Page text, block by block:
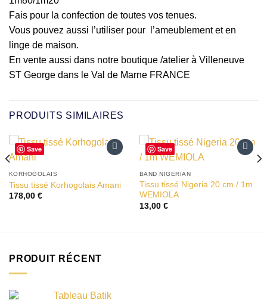
Fais pour la confection de toutes vos tenues.
Vous pouvez aussi l’utiliser pour l’ameublement et en
linge de maison.
En vente aussi dans notre boutique /atelier à Villeneuve
ST George dans le Val de Marne FRANCE
PRODUITS SIMILAIRES
Save
d’envies
KORHOGOLAIS
Tissu tissé Korhogolais Amani
178,00 €
Save
d’envies
BAND NIGERIAN
Tissu tissé Nigeria 20 cm / 1m
WEMIOLA
13,00 €
PRODUIT RÉCENT
Tableau Batik